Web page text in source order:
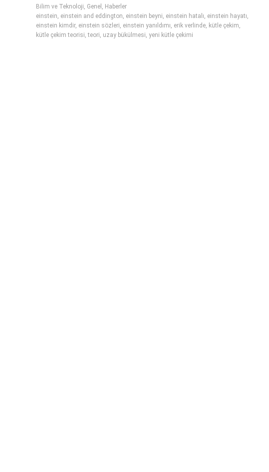
Bilim ve Teknoloji, Genel , Haberler
einstein, einstein and eddington, einstein beyni, einstein hatalı, einstein hayatı,
einstein kimdir, einstein sözleri, einstein yanıldımı, erik verlinde, kütle çekim,
kütle çekim teorisi,teori, uzay bükülmesi, yeni kütle çekimi